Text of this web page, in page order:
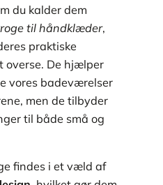
du kalder dem
til håndklæder,
praktiske
overse. De hjælper
vores badeværelser
men de tilbyder
til både små og
findes i et væld af